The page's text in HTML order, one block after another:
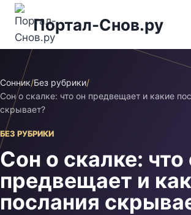
Перейти
содержимому
Портал-Снов.ру
Сонник/Без рубрики/
Сон о скалке: что он предвещает и какие
скрывает?
БЕЗ РУБРИКИ
Сон о скалке: что
предвещает и
послания